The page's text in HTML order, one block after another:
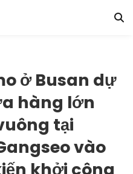
ở Busan dự
hàng lớn
tại
vào
khởi công